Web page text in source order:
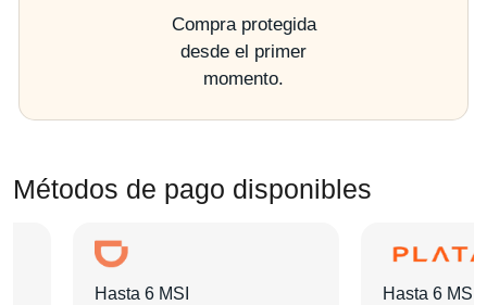
Compra protegida
desde el primer
momento.
Métodos de pago disponibles
Hasta 6 MSI
Hasta 6 MSI